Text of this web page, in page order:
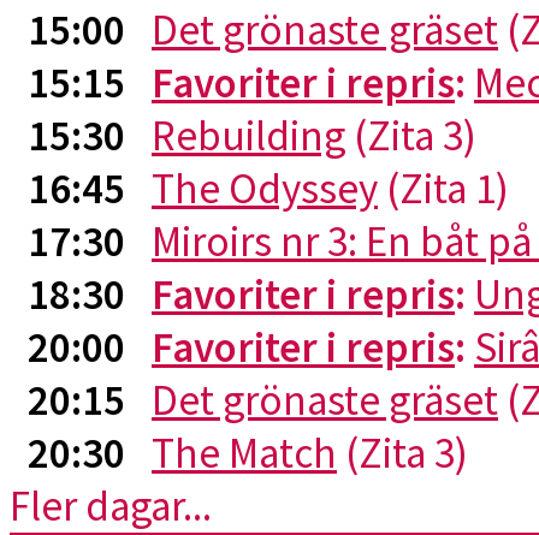
15:00 Det grönaste gräset
15:15 Favoriter i repris:
15:30 Rebuilding (Zita 3)
16:45 The Odyssey (Zita 1)
17:30 Miroirs nr 3: En båt
18:30 Favoriter i repris:
20:00 Favoriter i repris:
20:15 Det grönaste gräset
20:30 The Match (Zita 3)
Fler dagar...